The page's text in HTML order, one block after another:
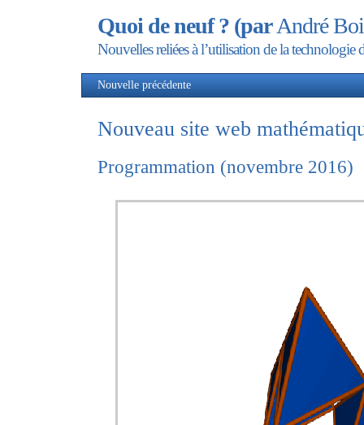
Quoi de neuf ? (parAndré
Nouvelles reliées à l’utilisation de la technologie
Nouvelle précédente
Nouveau site web
Programmation (novembre 2016)